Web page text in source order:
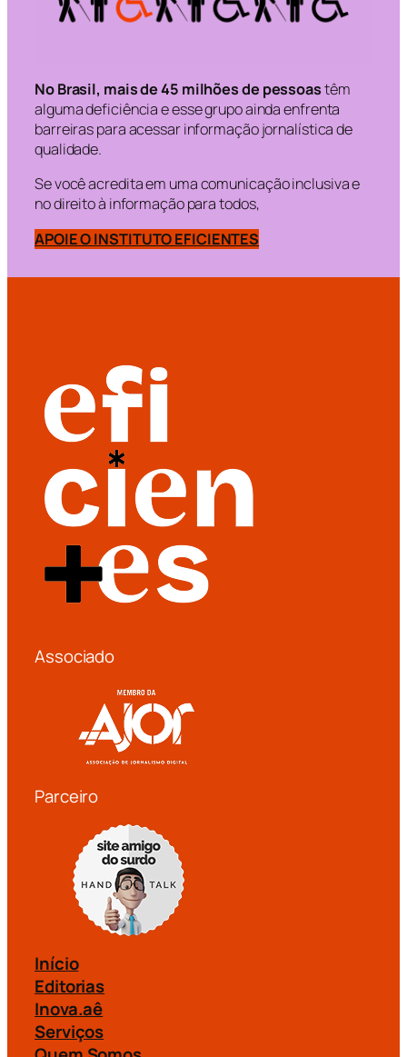
No Brasil, mais de 45 milhões de pessoastêm
alguma deficiência e esse grupo ainda enfrenta
barreiras para acessar informação jornalística de
qualidade.
Se você acredita em uma comunicação inclusiva e
no direito à informação para todos,
APOIE O INSTITUTO EFICIENTES
Associado
Parceiro
Início
Editorias
Inova.aê
Serviços